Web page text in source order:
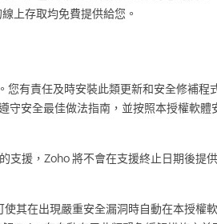
上存取均免費提供給您。
您有責任及時安裝此類更新和安全修補
守安全最佳做法指南，並按照本授權軟
支援，Zoho 將不會在支援終止日期後
其在出現嚴重安全漏洞時自動在本授